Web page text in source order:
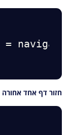
=
חזור דף אחד אחורה